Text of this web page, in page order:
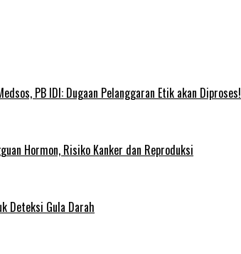
PB IDI: Dugaan Pelanggaran Etik akan Diproses!
Hormon, Risiko Kanker dan Reproduksi
Deteksi Gula Darah